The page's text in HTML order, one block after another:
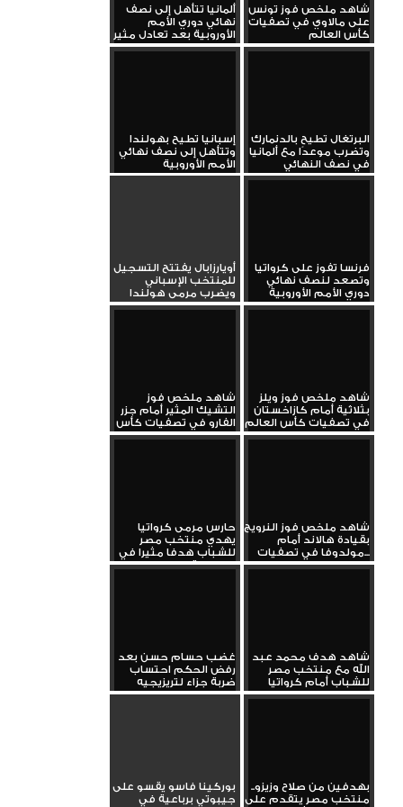
شاهد ملخص فوز تونس
على مالاوي في تصفيات
كأس العالم
ألمانيا تتأهل إلى نصف
نهائي دوري الأمم
الأوروبية بعد تعادل مثير
مع...
البرتغال تطيح بالدنمارك
وتضرب موعدًا مع ألمانيا
في نصف النهائي
إسبانيا تطيح بهولندا
وتتأهل إلى نصف نهائي
الأمم الأوروبية
فرنسا تفوز على كرواتيا
وتصعد لنصف نهائي
دوري الأمم الأوروبية
أويارزابال يفتتح التسجيل
للمنتخب الإسباني
ويضرب مرمى هولندا
شاهد ملخص فوز ويلز
بثلاثية أمام كازاخستان
في تصفيات كأس العالم
شاهد ملخص فوز
التشيك المثير أمام جزر
الفارو في تصفيات كأس
العالم
شاهد ملخص فوز النرويج
بقيادة هالاند أمام
مولدوفا في تصفيات...
حارس مرمى كرواتيا
يهدي منتخب مصر
للشباب هدفا مثيرا في
البطولة...
شاهد هدف محمد عبد
الله مع منتخب مصر
للشباب أمام كرواتيا
غضب حسام حسن بعد
رفض الحكم احتساب
ضربة جزاء لتريزيجيه
بهدفين من صلاح وزيزو..
منتخب مصر يتقدم على
بوركينا فاسو يقسو على
جيبوتي برباعية في